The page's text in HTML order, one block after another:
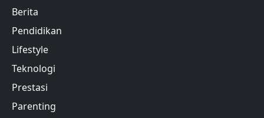
Berita
Pendidikan
Lifestyle
Teknologi
Prestasi
Parenting